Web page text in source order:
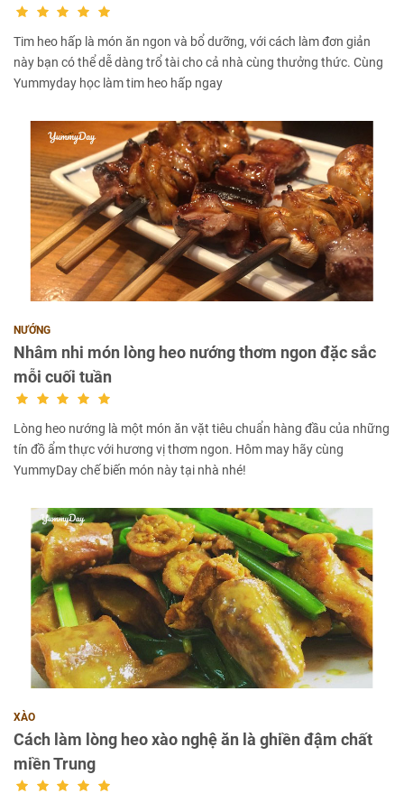
Tim heo hấp là món ăn ngon và bổ dưỡng, với cách làm đơn giản
này bạn có thể dễ dàng trổ tài cho cả nhà cùng thưởng thức. Cùng
Yummyday học làm tim heo hấp ngay
NƯỚNG
Nhâm nhi món lòng heo nướng thơm ngon đặc sắc
mỗi cuối tuần
Lòng heo nướng là một món ăn vặt tiêu chuẩn hàng đầu của những
tín đồ ẩm thực với hương vị thơm ngon. Hôm may hãy cùng
YummyDay chế biến món này tại nhà nhé!
XÀO
Cách làm lòng heo xào nghệ ăn là ghiền đậm chất
miền Trung